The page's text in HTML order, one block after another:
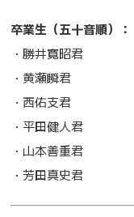
卒業生（五十音順）：
・勝井寛昭君
・黄瀬瞬君
・西佑支君
・平田健人君
・山本善重君
・芳田真史君